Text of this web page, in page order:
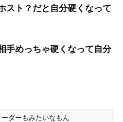
スト？だと自分硬くなって
手めっちゃ硬くなって自分
ダーもみたいなもん